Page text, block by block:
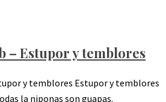
– Estupor y temblores
y temblores Estupor y temblores
la niponas son guapas.